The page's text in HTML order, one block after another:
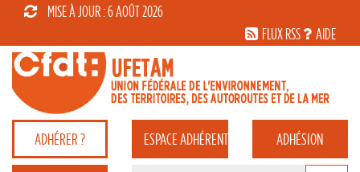
MISE À JOUR : 6 AOÛT 2026
FLUX RSS
AIDE
ADHÉRER ? ESPACEADHÉRENT ADHÉSION